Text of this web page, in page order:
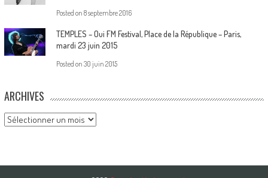
Posted on 8 septembre 2016
TEMPLES – Oui FM Festival, Place de la République – Paris,
mardi 23 juin 2015
Posted on 30 juin 2015
ARCHIVES
Archives